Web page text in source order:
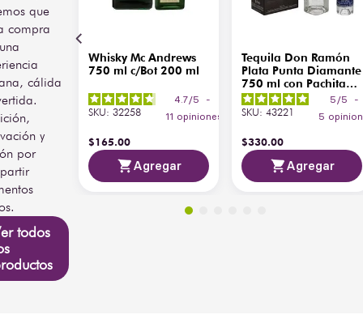
que
compra
cálida
y
por
todos
Whisky Mc Andrews
750 ml c/Bot 200 ml
4.7/5
-
11 opiniones
SKU: 32258
$165.00
Agregar
Tequila Don Ramón
Plata Punta Diamante
750 ml con Pachita
200 ml
5/5
-
5
SKU: 43221
$330.00
Agregar